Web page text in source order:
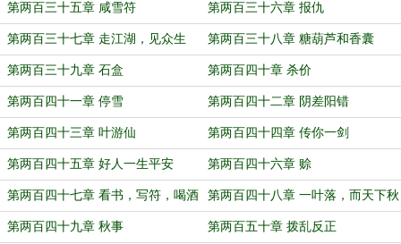
第两百三十五章 咸雪符 第两百三十六章 报仇
第两百三十七章 走江湖，见众生 第两百三十八章 糖葫芦和香囊
第两百三十九章 石盒 第两百四十章 杀价
第两百四十一章 停雪 第两百四十二章 阴差阳错
第两百四十三章 叶游仙 第两百四十四章 传你一剑
第两百四十五章 好人一生平安 第两百四十六章 赊
第两百四十七章 看书，写符，喝酒 第两百四十八章 一叶落，而天下秋
第两百四十九章 秋事 第两百五十章 拨乱反正